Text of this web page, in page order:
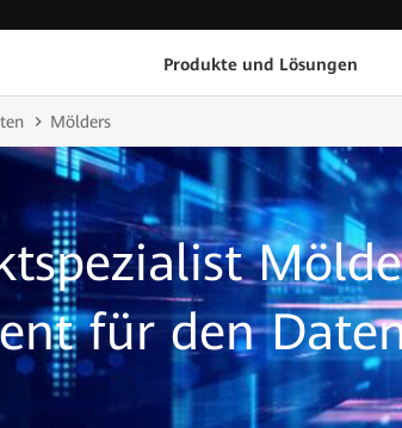
Produkte und Lösungen
Mölders
für den